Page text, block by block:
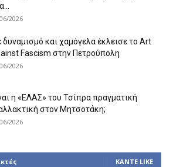
2026
και χαμόγελα έκλεισε το Art
Fascism στην Πετρούπολη
2026
η «ΕΛΑΣ» του Τσίπρα πραγματική
στον Μητσοτάκη;
2026
ΚΆΝΤΕ LIKE